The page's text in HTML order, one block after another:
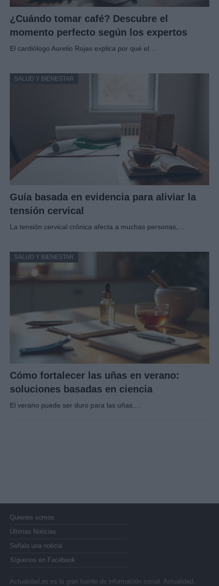
¿Cuándo tomar café? Descubre el
momento perfecto según los expertos
El cardiólogo Aurelio Rojas explica por qué el…
SALUD Y BIENESTAR
Guía basada en evidencia para aliviar la
tensión cervical
La tensión cervical crónica afecta a muchas personas,…
SALUD Y BIENESTAR
Cómo fortalecer las uñas en verano:
soluciones basadas en ciencia
El verano puede ser duro para las uñas.…
Quienes somos
Últimas Noticias
Señala una noticia
Síguenos en Facebook
Actualidad.es es la gran fuente de información social. Actualidad,